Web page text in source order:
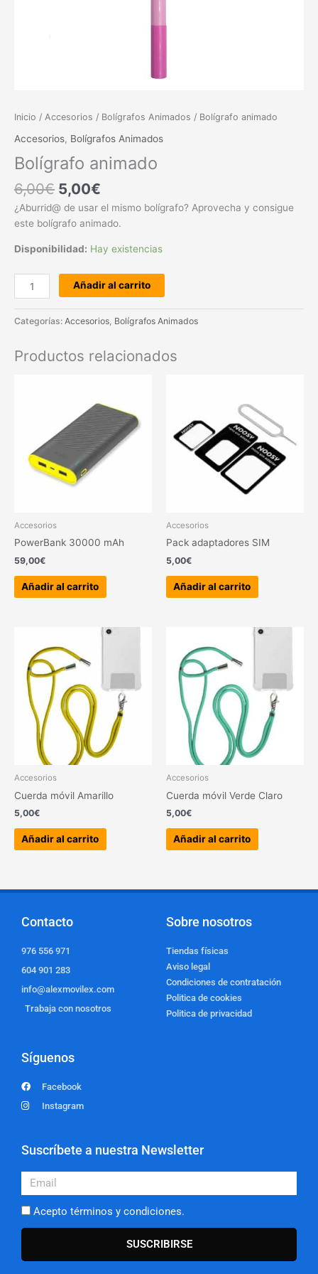
Inicio / Accesorios / Bolígrafos Animados / Bolígrafo animado
Accesorios, Bolígrafos Animados
Bolígrafo animado
6,00€ 5,00€
¿Aburrid@ de usar el mismo bolígrafo? Aprovecha y consigue
este bolígrafo animado.
Disponibilidad: Hay existencias
Añadir al carrito
Categorías: Accesorios Bolígrafos Animados
Productos relacionados
Accesorios
PowerBank 30000 mAh
59,00€
Añadir al carrito
Accesorios
Pack adaptadores SIM
5,00€
Añadir al carrito
Accesorios
Cuerda móvil Amarillo
5,00€
Añadir al carrito
Accesorios
Cuerda móvil Verde Claro
5,00€
Añadir al carrito
Contacto
976 556 971
604 901 283
info@alexmovilex.com
Trabaja con nosotros
Sobre nosotros
Tiendas físicas
Aviso legal
Condiciones de contratación
Politica de cookies
Politica de privacidad
Síguenos
Facebook
Instagram
Suscríbete a nuestra Newsletter
Email
Acepto términos y condiciones.
SUSCRIBIRSE